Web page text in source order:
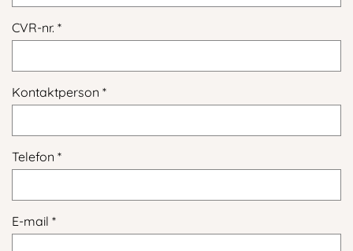
CVR-nr.
Kontaktperson
Telefon
E-mail